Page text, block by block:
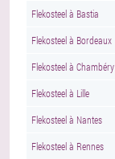
Flekosteel à Bastia
Flekosteel à Bordeaux
Flekosteel à Chambéry
Flekosteel à Lille
Flekosteel à Nantes
Flekosteel à Rennes